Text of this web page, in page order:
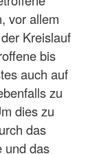
vor allem
Kreislauf
bis
auch auf
zu
dies zu
das
und das